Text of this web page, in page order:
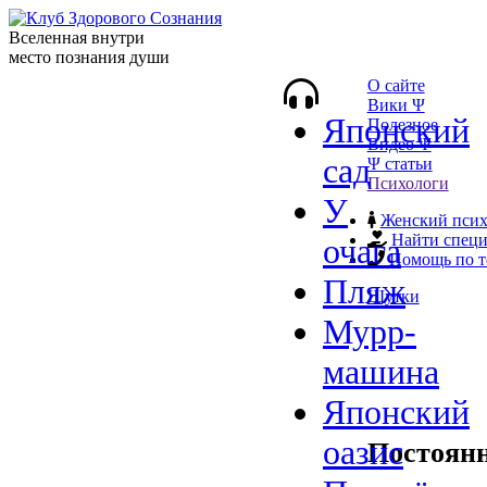
Вселенная внутри
место познания души
Японский
сад
У
очага
Пляж
Мурр-
машина
Японский
оазис
О сайте
Вики Ψ
Полезное
Видео Ψ
Ψ статьи
Психологи
Женский
Найти
Помощь по
Шутки